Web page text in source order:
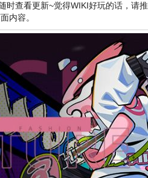
时查看更新~觉得WIKI好玩的话，请
内容。